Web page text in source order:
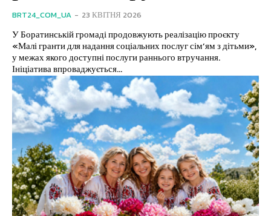
BRT24_COM_UA - 23 КВІТНЯ 2026
У Боратинській громаді продовжують реалізацію проєкту
«Малі гранти для надання соціальних послуг сім’ям з дітьми»,
у межах якого доступні послуги раннього втручання.
Ініціатива впроваджується...